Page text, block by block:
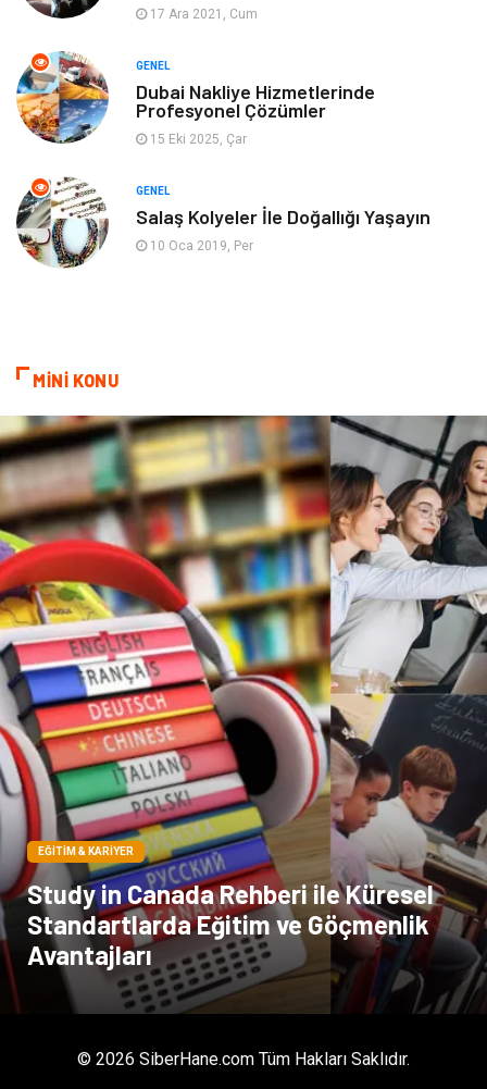
Finans& Ekonomi Anne & Çocuk
Genel Kültür
Ev İşleri
Mobilya
Astroloji
Çadır Yazı Tahtaları
Pet Malzemeleri
17 Ara 2021, Cum
GENEL
Dubai Nakliye Hizmetlerinde
Profesyonel Çözümler
15 Eki 2025, Çar
GENEL
Salaş Kolyeler İle Doğallığı Yaşayın
10 Oca 2019, Per
MİNİ KONU
EĞITIM & KARIYER
Study in Canada Rehberi ile Küresel
Standartlarda Eğitim ve Göçmenlik
Avantajları
© 2026 SiberHane.com Tüm Hakları Saklıdır.